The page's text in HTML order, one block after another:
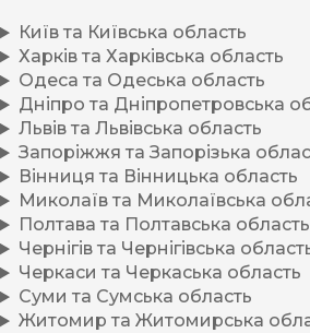
Київ та Київська область
Харків та Харківська область
Одеса та Одеська область
Дніпро та Дніпропетровська
Львів та Львівська область
Запоріжжя та Запорізька
Вінниця та Вінницька область
Миколаїв та Миколаївська
Полтава та Полтавська область
Чернігів та Чернігівська
Черкаси та Черкаська область
Суми та Сумська область
Житомир та Житомирська